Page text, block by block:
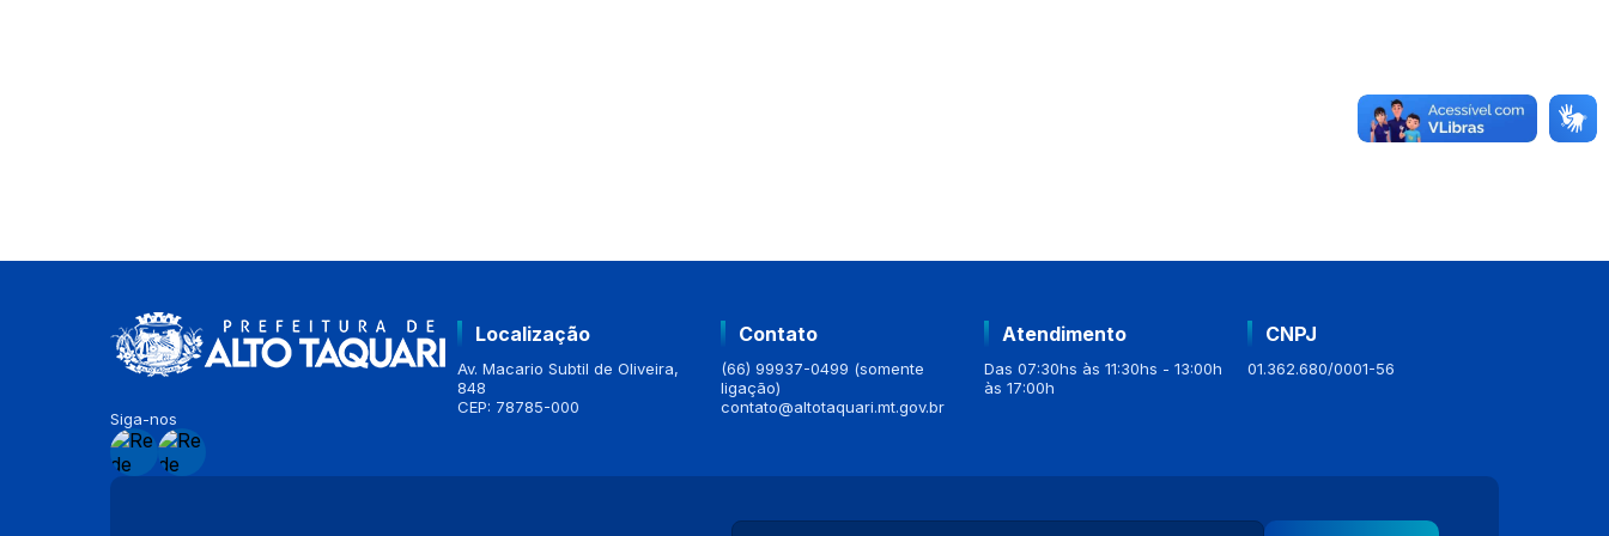
Siga-nos
Localização
Av. Macario Subtil de Oliveira,
848
CEP: 78785-000
Contato
(66) 99937-0499 (somente
ligação)
contato@altotaquari.mt.gov.br
Atendimento
Das 07:30hs às 11:30hs - 13:00h
às 17:00h
CNPJ
01.362.680/0001-56